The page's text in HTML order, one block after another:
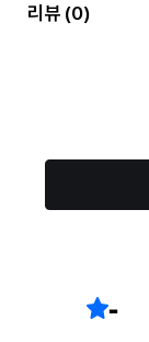
리뷰 (0)